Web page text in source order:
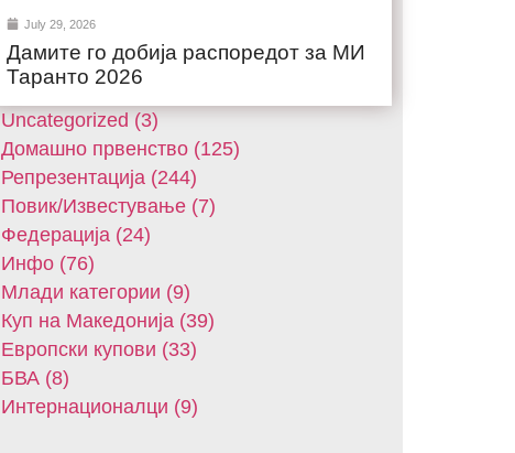
July 29, 2026
Дамите го добија распоредот за МИ
Таранто 2026
Uncategorized (3)
Домашнo првенство (125)
Репрезентација (244)
Повик/Известување (7)
Федерација (24)
Инфо (76)
Млади категории (9)
Куп на Македонија (39)
Европски купови (33)
БВА (8)
Интернационалци (9)